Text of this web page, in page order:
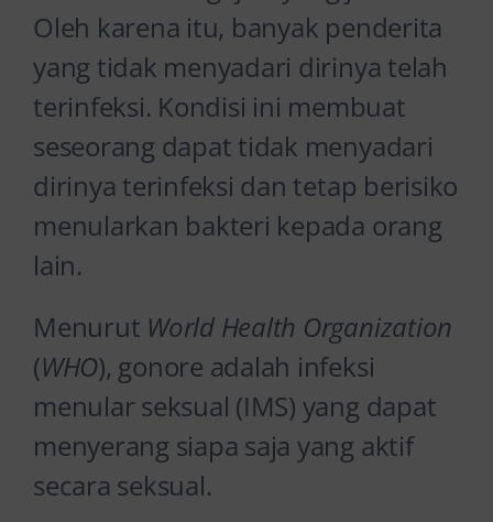
Oleh karena itu, banyak penderita
yang tidak menyadari dirinya telah
terinfeksi. Kondisi ini membuat
seseorang dapat tidak menyadari
dirinya terinfeksi dan tetap berisiko
menularkan bakteri kepada orang
lain.
Menurut World Health Organization
(WHO), gonore adalah infeksi
menular seksual (IMS) yang dapat
menyerang siapa saja yang aktif
secara seksual.